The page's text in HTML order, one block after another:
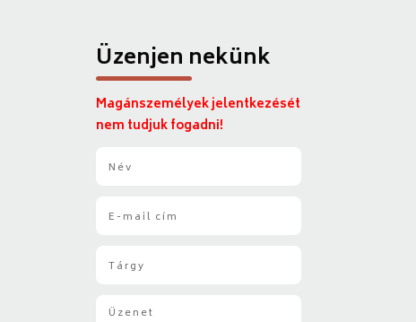
Üzenjen nekünk
Magánszemélyek jelentkezését
nem tudjuk fogadni!